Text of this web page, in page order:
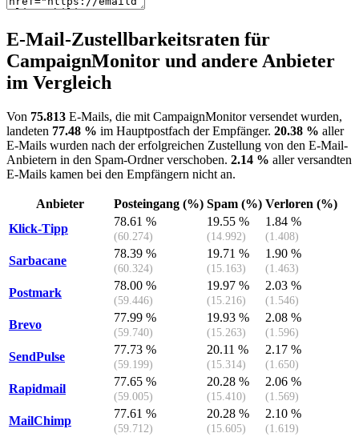
E-Mail-Zustellbarkeitsraten für
CampaignMonitor und andere Anbieter
im Vergleich
Von 75.813 E-Mails, die mit CampaignMonitor versendet wurden,
landeten 77.48 % im Hauptpostfach der Empfänger. 20.38 % aller
E-Mails wurden nach der erfolgreichen Zustellung von den E-Mail-
Anbietern in den Spam-Ordner verschoben. 2.14 % aller versandten
E-Mails kamen bei den Empfängern nicht an.
Anbieter Posteingang (%) Spam (%) Verloren (%)
Klick-Tipp
78.61 %
(60.274)
19.55 %
(14.992)
1.84 %
(1.408)
Sarbacane
78.39 %
(60.324)
19.71 %
(15.163)
1.90 %
(1.463)
Postmark
78.00 %
(59.446)
19.97 %
(15.216)
2.03 %
(1.546)
Brevo
77.99 %
(59.740)
19.93 %
(15.263)
2.08 %
(1.596)
SendPulse
77.73 %
(59.199)
20.11 %
(15.314)
2.17 %
(1.650)
Rapidmail
77.65 %
(59.005)
20.28 %
(15.410)
2.06 %
(1.569)
MailChimp
77.61 %
(59.712)
20.28 %
(15.605)
2.10 %
(1.619)